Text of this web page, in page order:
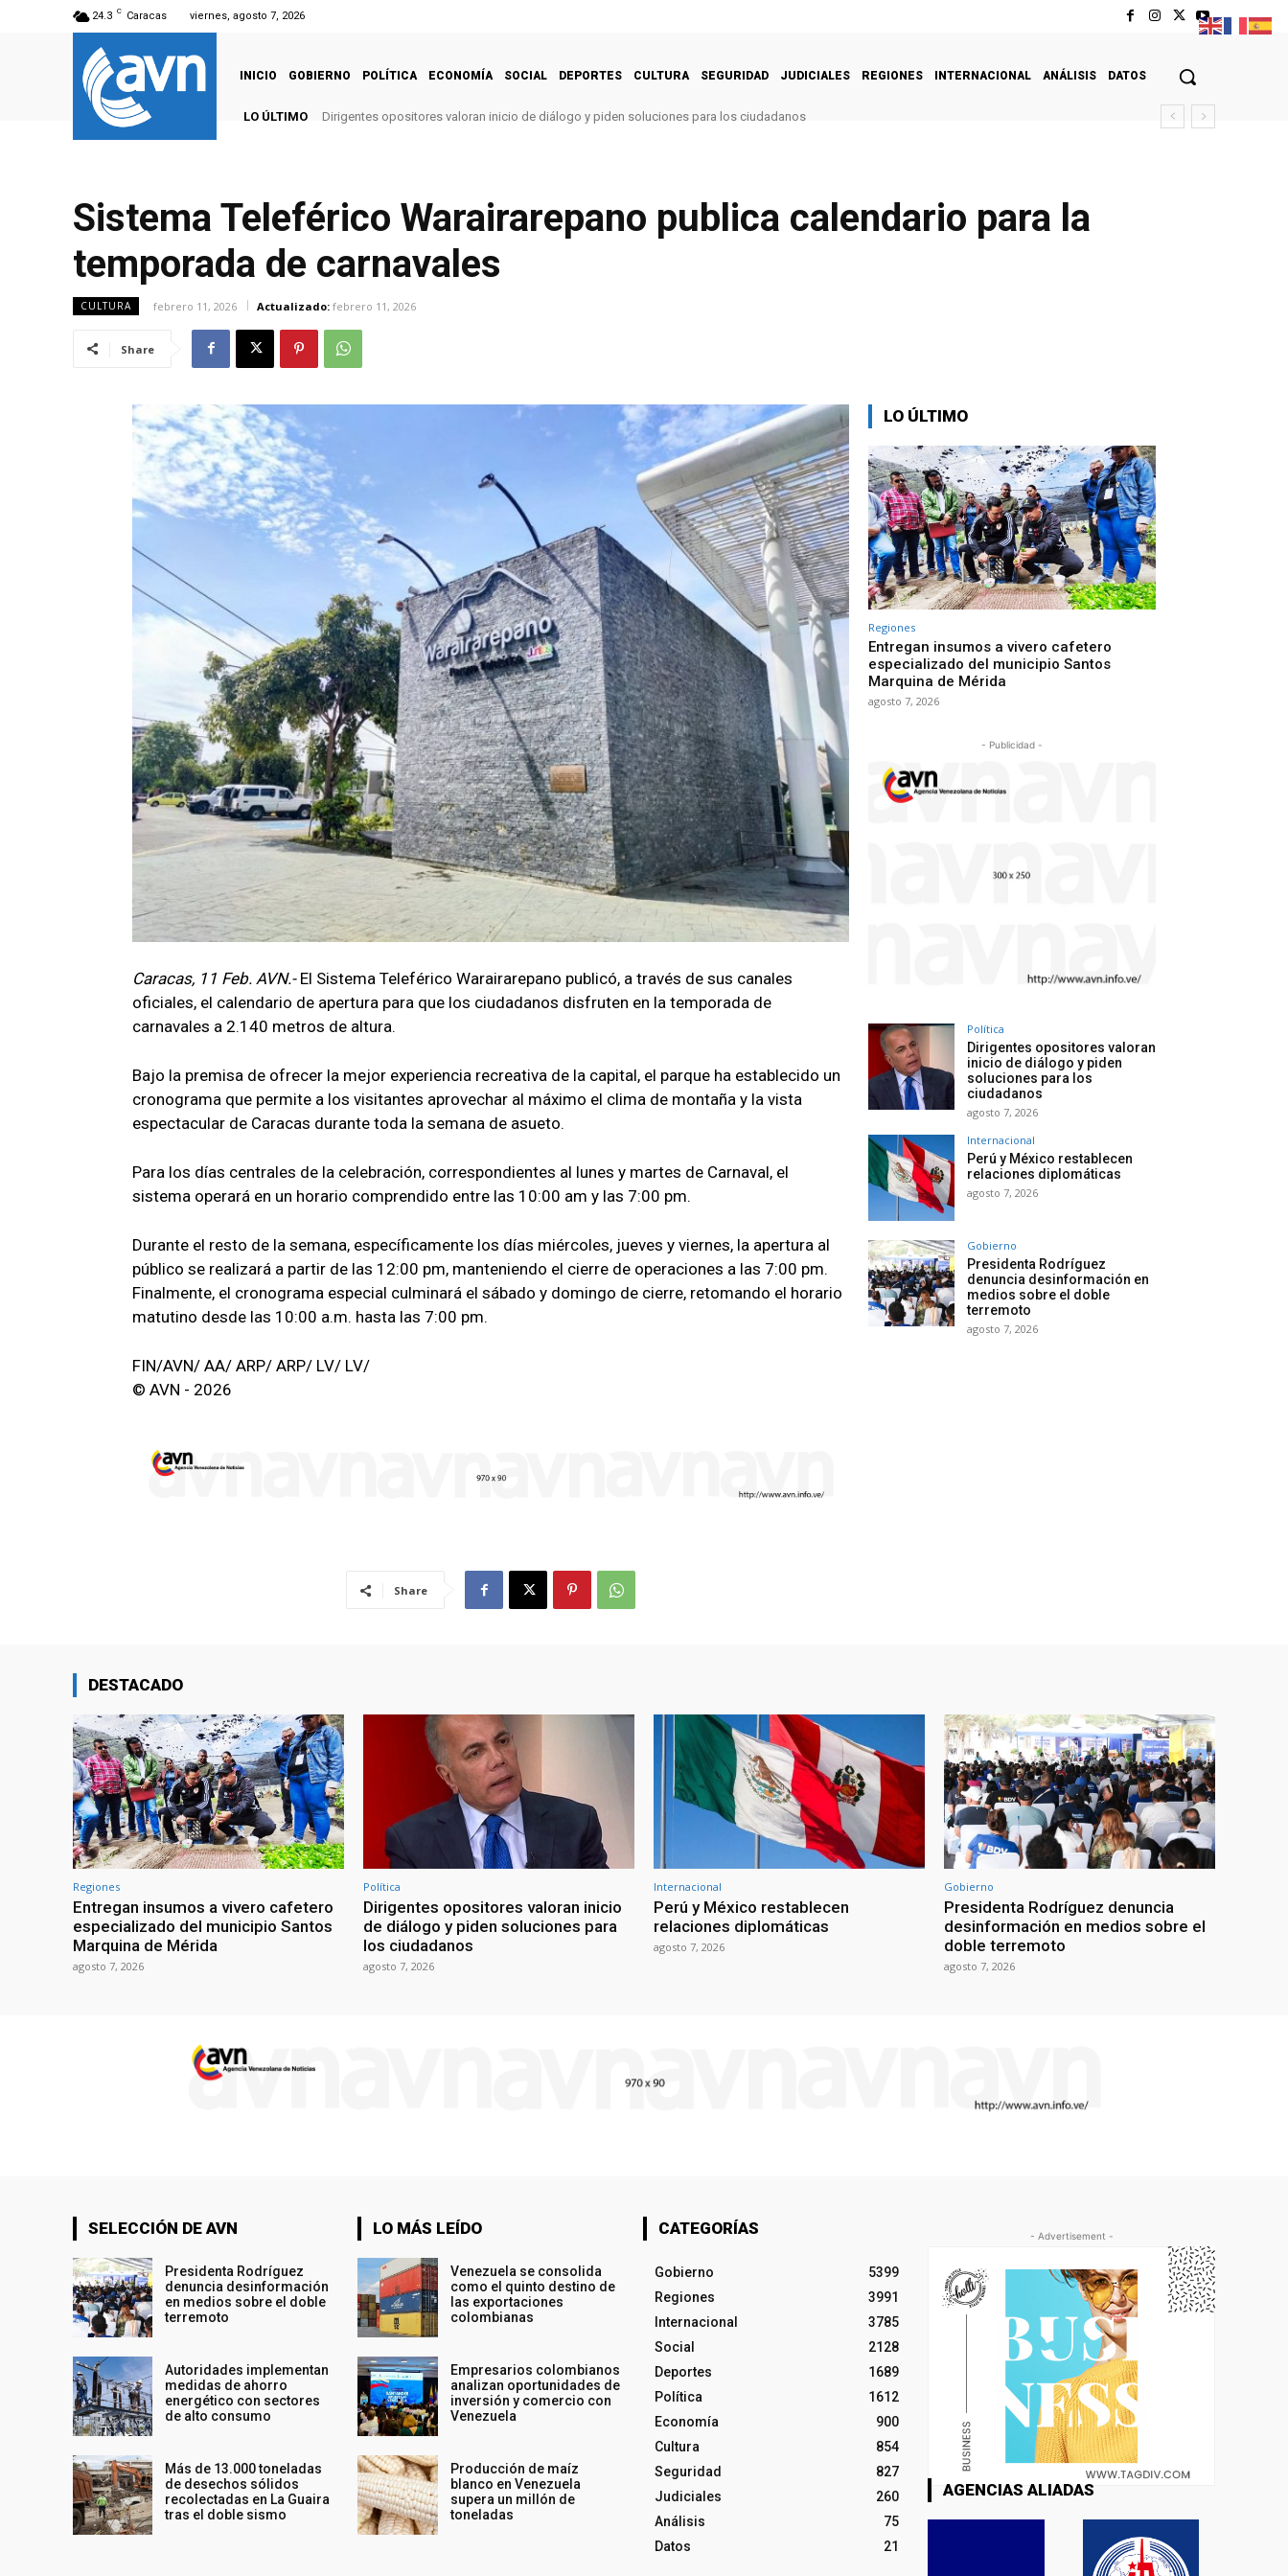
24.3 C Caracas viernes, agosto 7, 2026
INICIO GOBIERNO POLÍTICA ECONOMÍA SOCIAL DEPORTES CULTURA SEGURIDAD JUDICIALES REGIONES INTERNACIONAL ANÁLISIS DATOS
LO ÚLTIMO Dirigentes opositores valoran inicio de diálogo y piden soluciones para los ciudadanos
Sistema Teleférico Warairarepano publica calendario para la
temporada de carnavales
CULTURA febrero 11, 2026 Actualizado: febrero 11, 2026
Share
Caracas, 11 Feb. AVN.- El Sistema Teleférico Warairarepano publicó, a través de sus canales
oficiales, el calendario de apertura para que los ciudadanos disfruten en la temporada de
carnavales a 2.140 metros de altura.
Bajo la premisa de ofrecer la mejor experiencia recreativa de la capital, el parque ha establecido un
cronograma que permite a los visitantes aprovechar al máximo el clima de montaña y la vista
espectacular de Caracas durante toda la semana de asueto.
Para los días centrales de la celebración, correspondientes al lunes y martes de Carnaval, el
sistema operará en un horario comprendido entre las 10:00 am y las 7:00 pm.
Durante el resto de la semana, específicamente los días miércoles, jueves y viernes, la apertura al
público se realizará a partir de las 12:00 pm, manteniendo el cierre de operaciones a las 7:00 pm.
Finalmente, el cronograma especial culminará el sábado y domingo de cierre, retomando el horario
matutino desde las 10:00 a.m. hasta las 7:00 pm.
FIN/AVN/ AA/ ARP/ ARP/ LV/ LV/
© AVN - 2026
Share
LO ÚLTIMO
Regiones
Entregan insumos a vivero cafetero
especializado del municipio Santos
Marquina de Mérida
agosto 7, 2026
- Publicidad -
Política
Dirigentes opositores valoran
inicio de diálogo y piden
soluciones para los
ciudadanos
agosto 7, 2026
Internacional
Perú y México restablecen
relaciones diplomáticas
agosto 7, 2026
Gobierno
Presidenta Rodríguez
denuncia desinformación en
medios sobre el doble
terremoto
agosto 7, 2026
DESTACADO
Regiones
Entregan insumos a vivero cafetero
especializado del municipio Santos
Marquina de Mérida
agosto 7, 2026
Política
Dirigentes opositores valoran inicio
de diálogo y piden soluciones para
los ciudadanos
agosto 7, 2026
Internacional
Perú y México restablecen
relaciones diplomáticas
agosto 7, 2026
Gobierno
Presidenta Rodríguez denuncia
desinformación en medios sobre el
doble terremoto
agosto 7, 2026
SELECCIÓN DE AVN
Presidenta Rodríguez
denuncia desinformación
en medios sobre el doble
terremoto
Autoridades implementan
medidas de ahorro
energético con sectores
de alto consumo
Más de 13.000 toneladas
de desechos sólidos
recolectadas en La Guaira
tras el doble sismo
LO MÁS LEÍDO
Venezuela se consolida
como el quinto destino de
las exportaciones
colombianas
Empresarios colombianos
analizan oportunidades de
inversión y comercio con
Venezuela
Producción de maíz
blanco en Venezuela
supera un millón de
toneladas
CATEGORÍAS
Gobierno
5399
Regiones
3991
Internacional
3785
Social
2128
Deportes
1689
Política
1612
Economía
900
Cultura
854
Seguridad
827
Judiciales
260
Análisis
75
Datos
21
- Advertisement -
AGENCIAS ALIADAS